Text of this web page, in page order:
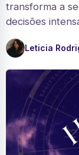
transforma a
decisões
Leticia